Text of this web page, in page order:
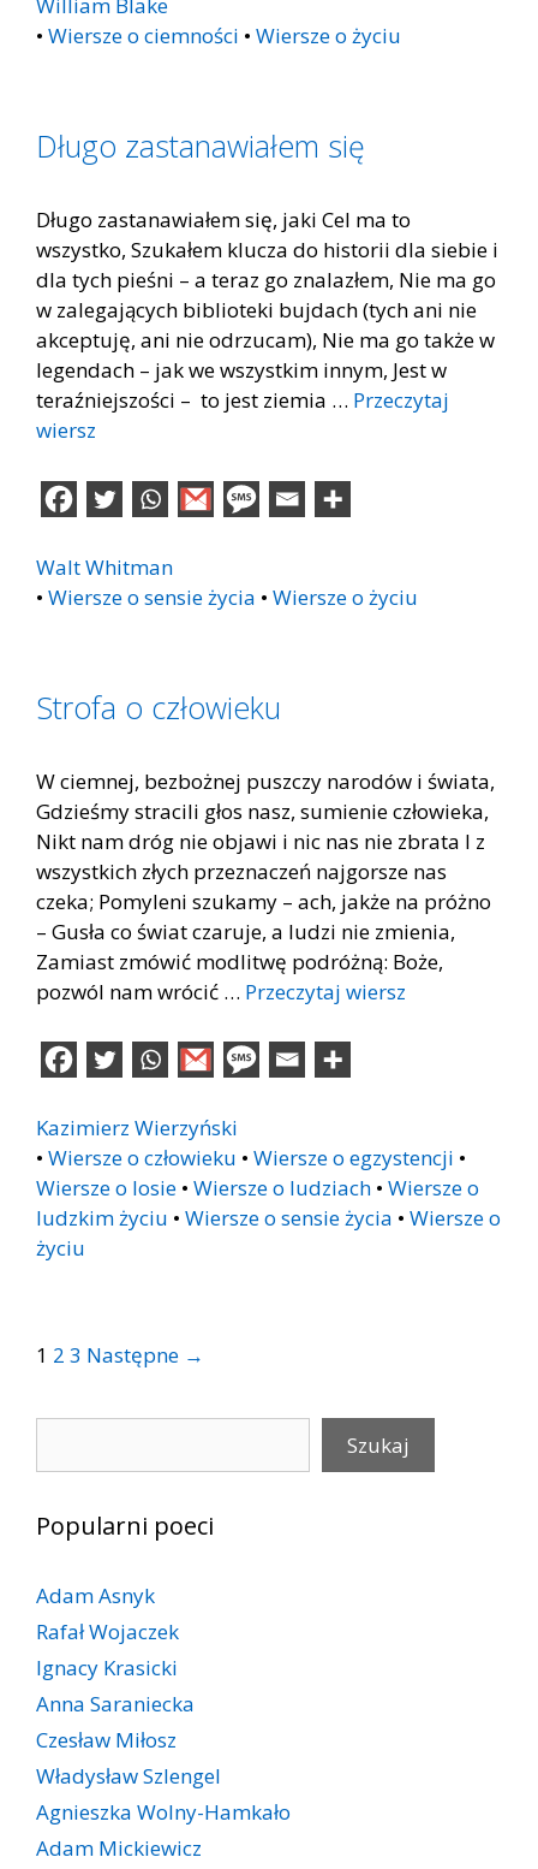
• Wiersze o ciemności • Wiersze o życiu
Długo zastanawiałem się
Długo zastanawiałem się, jaki Cel ma to
wszystko, Szukałem klucza do historii dla siebie i
dla tych pieśni – a teraz go znalazłem, Nie ma go
w zalegających biblioteki bujdach (tych ani nie
akceptuję, ani nie odrzucam), Nie ma go także w
legendach – jak we wszystkim innym, Jest w
teraźniejszości – to jest ziemia … Przeczytaj
wiersz
Walt Whitman
• Wiersze o sensie życia • Wiersze o życiu
Strofa o człowieku
W ciemnej, bezbożnej puszczy narodów i świata,
Gdzieśmy stracili głos nasz, sumienie człowieka,
Nikt nam dróg nie objawi i nic nas nie zbrata I z
wszystkich złych przeznaczeń najgorsze nas
czeka; Pomyleni szukamy – ach, jakże na próżno
– Gusła co świat czaruje, a ludzi nie zmienia,
Zamiast zmówić modlitwę podróżną: Boże,
pozwól nam wrócić … Przeczytaj wiersz
Kazimierz Wierzyński
• Wiersze o człowieku • Wiersze o egzystencji •
Wiersze o losie • Wiersze o ludziach • Wiersze o
ludzkim życiu • Wiersze o sensie życia • Wiersze o
życiu
Post
1 2 3 Następne →
Szukaj
Popularni poeci
Adam Asnyk
Rafał Wojaczek
Ignacy Krasicki
Anna Saraniecka
Czesław Miłosz
Władysław Szlengel
Agnieszka Wolny-Hamkało
Adam Mickiewicz